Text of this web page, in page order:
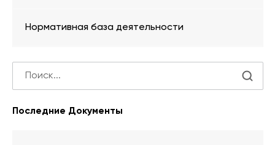
Нормативная база деятельности
Последние Документы